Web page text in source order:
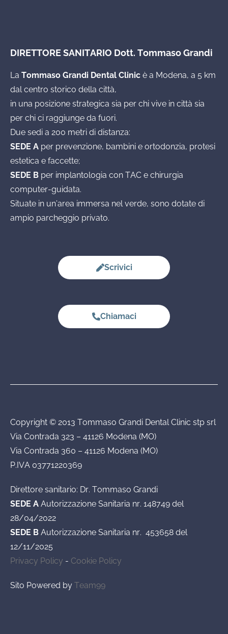
DIRETTORE SANITARIO Dott. Tommaso Grandi
La Tommaso Grandi Dental Clinic è a Modena, a 5 km
dal centro storico della città,
in una posizione strategica sia per chi vive in città sia
per chi ci raggiunge da fuori.
Due sedi a 200 metri di distanza:
SEDE A per prevenzione, bambini e ortodonzia, protesi
estetica e faccette;
SEDE B per implantologia con TAC e chirurgia
computer-guidata.
Situate in un’area immersa nel verde, sono dotate di
ampio parcheggio privato.
Scrivici
Chiamaci
Copyright © 2013 Tommaso Grandi Dental Clinic stp srl
Via Contrada 323 – 41126 Modena (MO)
Via Contrada 360 – 41126 Modena (MO)
P.IVA 03771220369
Direttore sanitario: Dr. Tommaso Grandi
SEDE A Autorizzazione Sanitaria nr. 148749 del
28/04/2022
SEDE B Autorizzazione Sanitaria nr. 453658 del
12/11/2025
Privacy Policy - Cookie Policy
Sito Powered by Team99